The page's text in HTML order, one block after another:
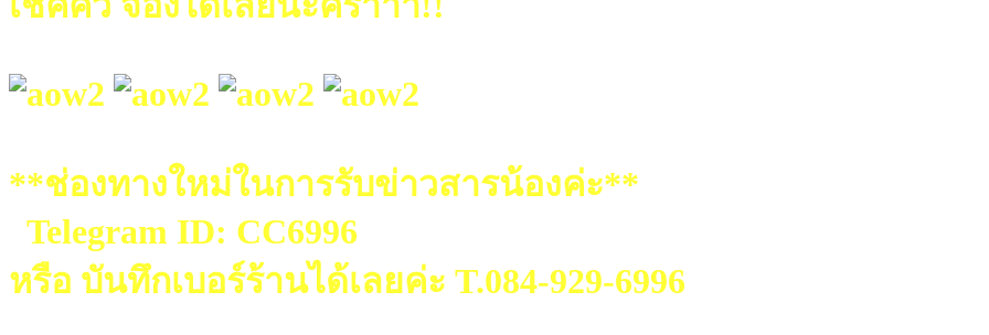
**ช่องทางใหม่ในการรับข่าวสารน้องค่ะ**
Telegram ID: CC6996
หรือ บันทึกเบอร์ร้านได้เลยค่ะ T.084-929-6996